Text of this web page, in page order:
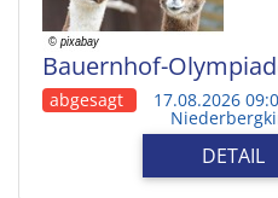
Bauernhof-
abgesagt 17.08.2026
DETAIL